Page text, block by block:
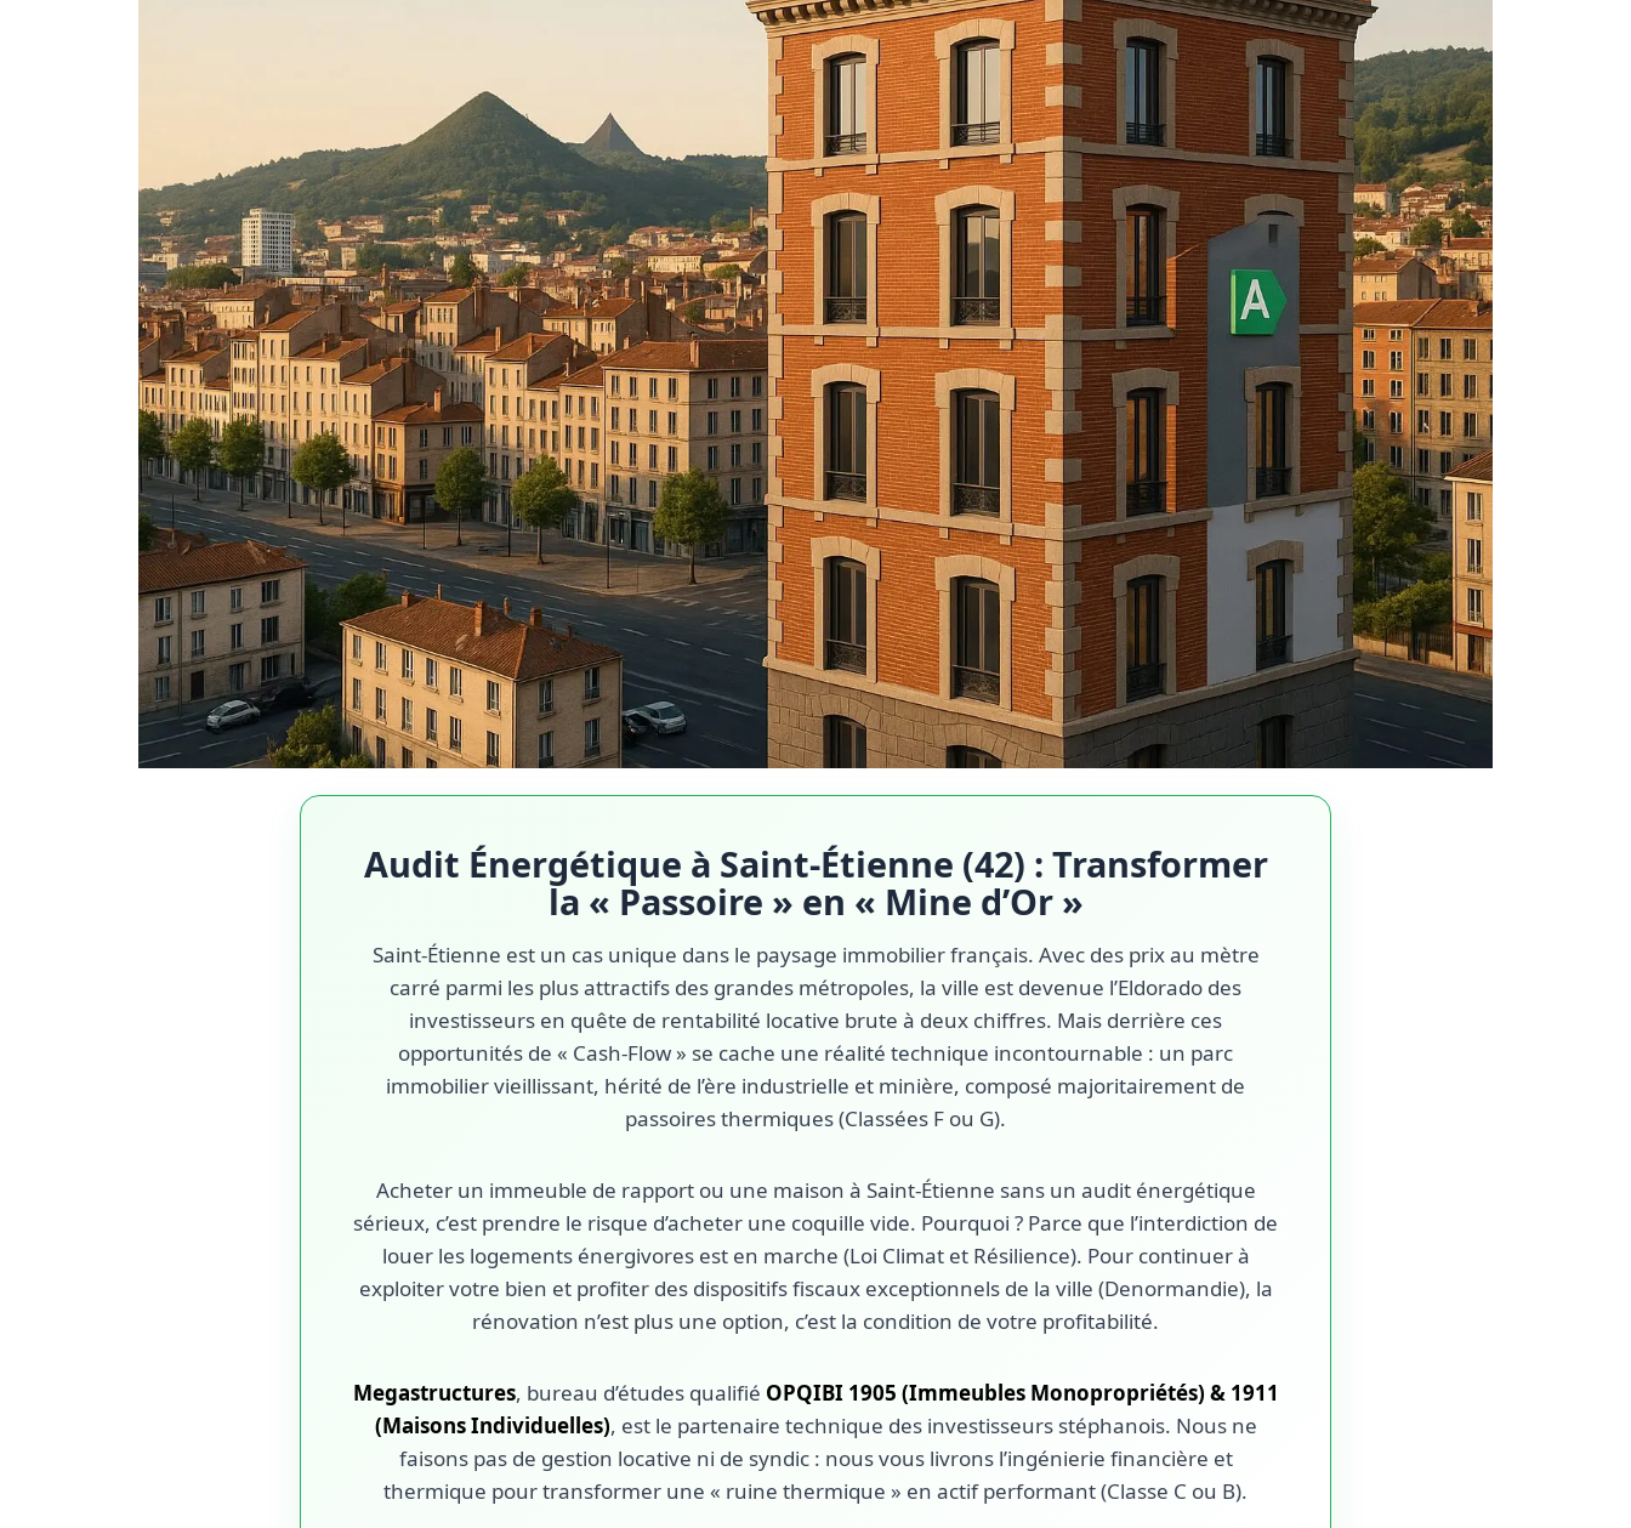
Audit Énergétique à Saint-Étienne (42) : Transformer
la « Passoire » en « Mine d’Or »
Saint-Étienne est un cas unique dans le paysage immobilier français. Avec des prix au mètre
carré parmi les plus attractifs des grandes métropoles, la ville est devenue l’Eldorado des
investisseurs en quête de rentabilité locative brute à deux chiffres. Mais derrière ces
opportunités de « Cash-Flow » se cache une réalité technique incontournable : un parc
immobilier vieillissant, hérité de l’ère industrielle et minière, composé majoritairement de
passoires thermiques (Classées F ou G).
Acheter un immeuble de rapport ou une maison à Saint-Étienne sans un audit énergétique
sérieux, c’est prendre le risque d’acheter une coquille vide. Pourquoi ? Parce que l’interdiction de
louer les logements énergivores est en marche (Loi Climat et Résilience). Pour continuer à
exploiter votre bien et profiter des dispositifs fiscaux exceptionnels de la ville (Denormandie), la
rénovation n’est plus une option, c’est la condition de votre profitabilité.
Megastructures, bureau d’études qualifié OPQIBI 1905 (Immeubles Monopropriétés) & 1911
(Maisons Individuelles), est le partenaire technique des investisseurs stéphanois. Nous ne
faisons pas de gestion locative ni de syndic : nous vous livrons l’ingénierie financière et
thermique pour transformer une « ruine thermique » en actif performant (Classe C ou B).